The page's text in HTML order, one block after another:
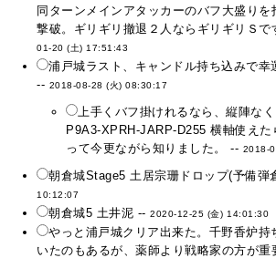
同ターンメインアタッカーのバフ大盛りを
撃破。ギリギリ撤退２人ならギリギリＳ
01-20 (土) 17:51:43
浦戸城ラスト、キャンドル持ち込みで幸
-- 2018-08-28 (火) 08:30:17
上手くバフ掛けれるなら、縦陣な
P9A3-XPRH-JARP-D255 横軸使え
って今更ながら知りました。 -- 2018-
朝倉城Stage5 土居宗珊ドロップ(予備弾
10:12:07
朝倉城5 土井泥 --2020-12-25 (金) 14:01:30
やっと浦戸城クリア出来た。千野香炉持
いたのもあるが、薬師より戦略家の方が重